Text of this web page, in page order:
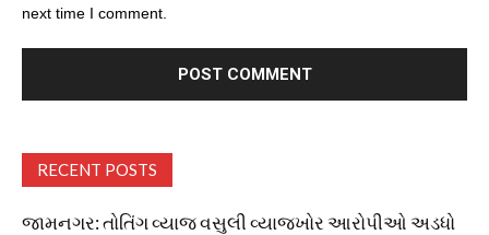
next time I comment.
RECENT POSTS
જામનગર: તોતિંગ વ્યાજ વસુલી વ્યાજખોર આરોપીઓ અડધો